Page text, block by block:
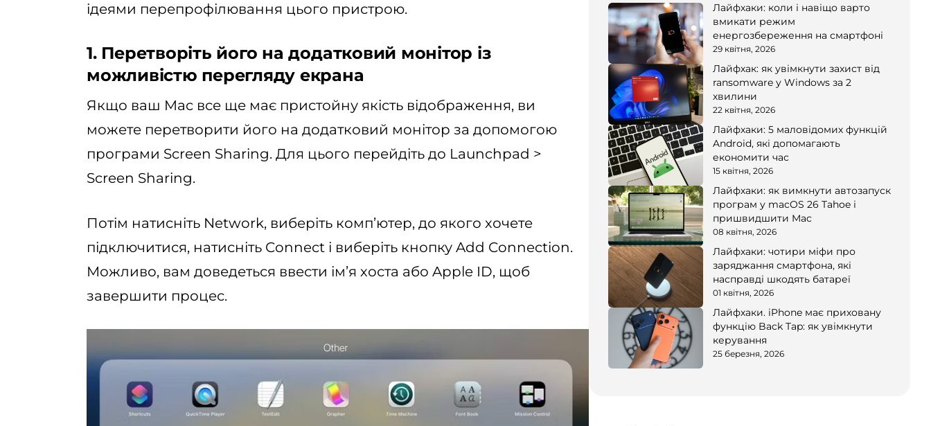
ідеями перепрофілювання цього пристрою.
1. Перетворіть його на додатковий монітор із
можливістю перегляду екрана
Якщо ваш Mac все ще має пристойну якість відображення, ви
можете перетворити його на додатковий монітор за допомогою
програми Screen Sharing. Для цього перейдіть до Launchpad >
Screen Sharing.
Потім натисніть Network, виберіть комп’ютер, до якого хочете
підключитися, натисніть Connect і виберіть кнопку Add Connection.
Можливо, вам доведеться ввести ім’я хоста або Apple ID, щоб
завершити процес.
Лайфхаки: коли і навіщо варто
вмикати режим
енергозбереження на смартфоні
29 квітня, 2026
Лайфхак: як увімкнути захист від
ransomware у Windows за 2
хвилини
22 квітня, 2026
Лайфхаки: 5 маловідомих функцій
Android, які допомагають
економити час
15 квітня, 2026
Лайфхаки: як вимкнути автозапуск
програм у macOS 26 Tahoe і
пришвидшити Mac
08 квітня, 2026
Лайфхаки: чотири міфи про
заряджання смартфона, які
насправді шкодять батареї
01 квітня, 2026
Лайфхаки. iPhone має приховану
функцію Back Tap: як увімкнути
керування
25 березня, 2026